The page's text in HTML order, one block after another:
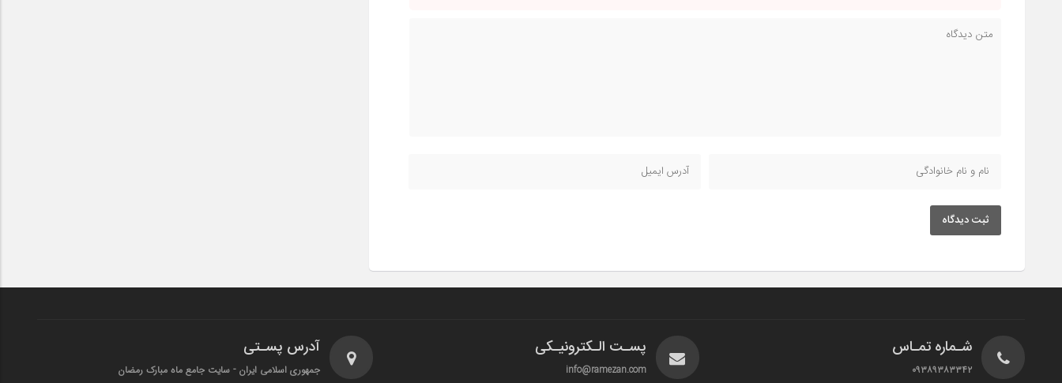
ثبت دیدگاه
شـماره تمـاس
۰۹۳۸۹۳۸۳۳۴۲
پسـت الـکترونیـکی
info@ramezan.com
آدرس پسـتی
جمهوری اسلامی ایران - سایت جامع ماه مبارک رمضان